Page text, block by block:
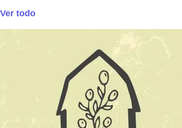
Ver todo